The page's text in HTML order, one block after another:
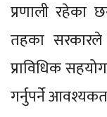
प्रणाली रहेका
तहका
प्राविधिक
गर्नुपर्ने